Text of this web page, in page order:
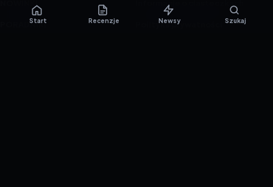
NOWINKI
PORADNIKI
Informacje o ciasteczkach
Polityka prywatności
Start Recenzje Newsy Szukaj